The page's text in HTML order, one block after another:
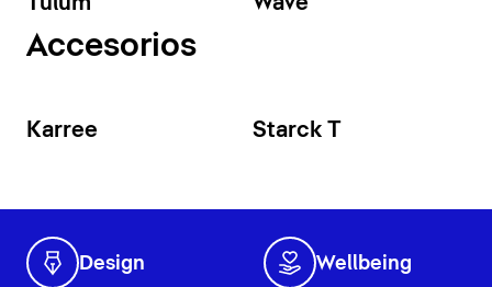
Accesorios
Karree Starck T
Design Wellbeing